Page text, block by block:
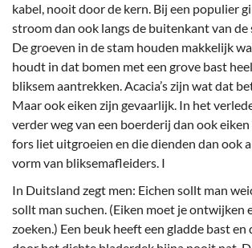
kabel, nooit door de kern. Bij een populier
stroom dan ook langs de buitenkant van de
De groeven in de stam houden makkelijk
houdt in dat bomen met een grove bast
bliksem aantrekken. Acacia’s zijn wat dat
Maar ook eiken zijn gevaarlijk. In het
verder weg van een boerderij dan ook
fors liet uitgroeien en die dienden dan ook
vorm van bliksemafleiders. I
In Duitsland zegt men: Eichen sollt man
sollt man suchen. (Eiken moet je ontwijken
zoeken.) Een beuk heeft een gladde bast